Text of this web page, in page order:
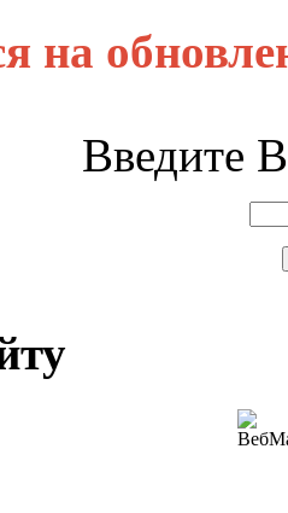
на
Введите